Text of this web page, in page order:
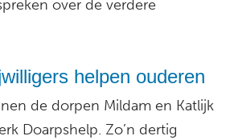
over de verdere
helpen ouderen
de dorpen Mildam en Katlijk
Doarpshelp. Zo’n dertig